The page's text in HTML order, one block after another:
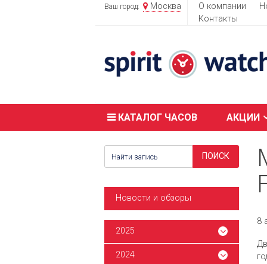
Ваш город: Москва О компании
Контакты
КАТАЛОГ ЧАСОВ АКЦИИ
Новости и обзоры
2025
2024
8